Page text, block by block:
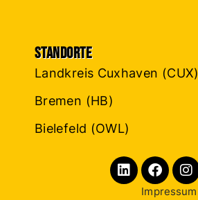
Standorte
Landkreis Cuxhaven (CUX)
Bremen (HB)
Bielefeld (OWL)
Impressum